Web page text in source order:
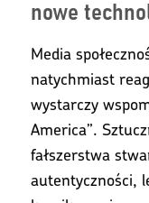
nowe
Media
natychmiast
wystarczy
America”.
fałszerstwa
autentyczności,